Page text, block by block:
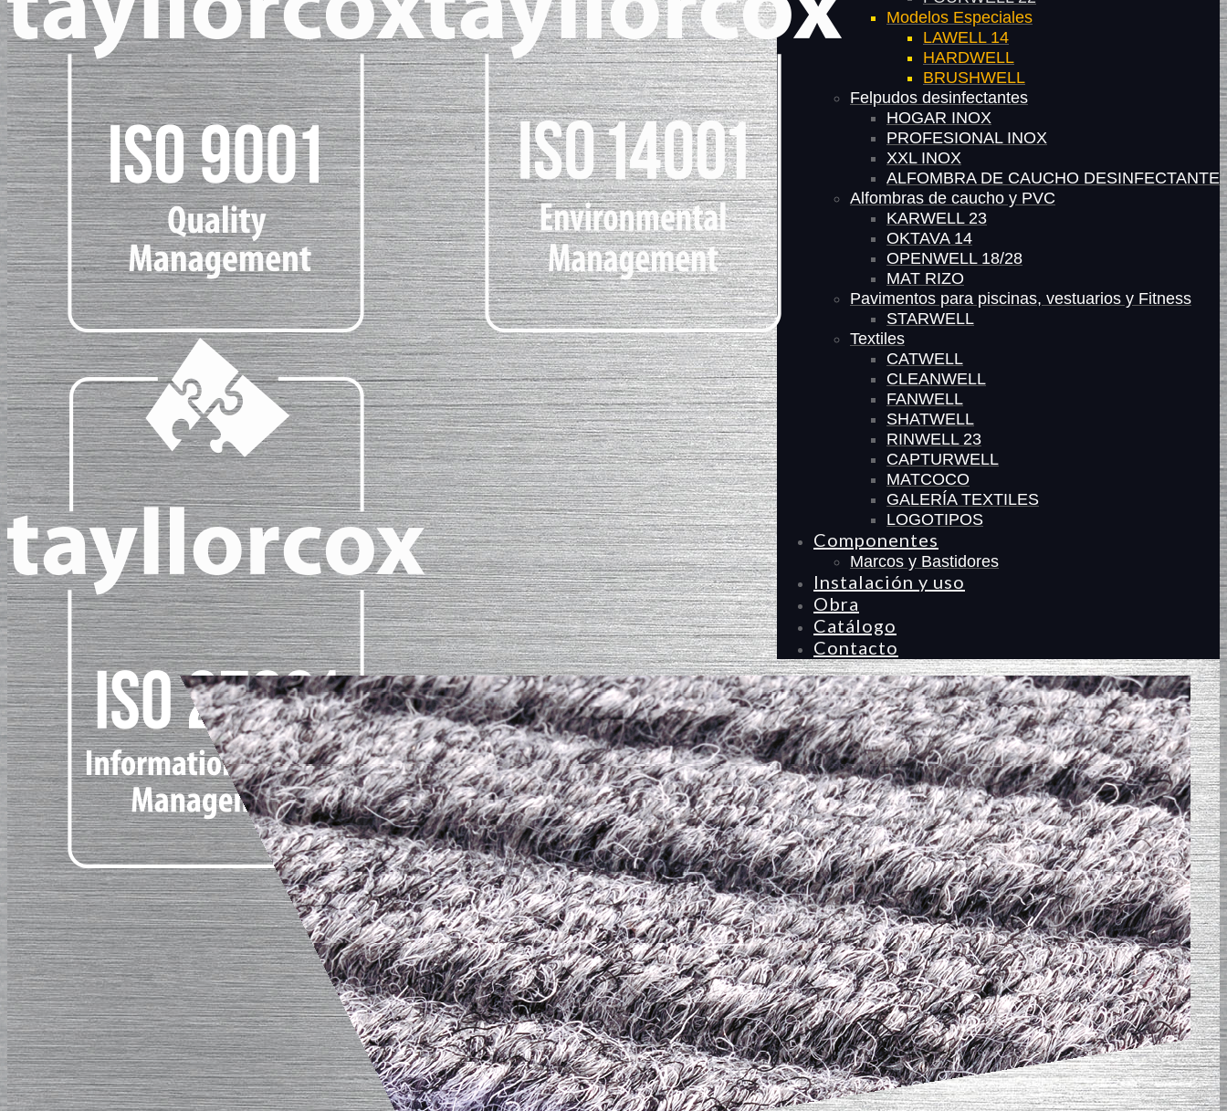
Modelos Especiales
LAWELL 14
HARDWELL
BRUSHWELL
Felpudos desinfectantes
HOGAR INOX
PROFESIONAL INOX
XXL INOX
ALFOMBRA DE CAUCHO DESINFECTANTE
Alfombras de caucho y PVC
KARWELL 23
OKTAVA 14
OPENWELL 18/28
MAT RIZO
Pavimentos para piscinas, vestuarios y Fitness
STARWELL
Textiles
CATWELL
CLEANWELL
FANWELL
SHATWELL
RINWELL 23
CAPTURWELL
MATCOCO
GALERÍA TEXTILES
LOGOTIPOS
Componentes
Marcos y Bastidores
Instalación y uso
Obra
Catálogo
Contacto